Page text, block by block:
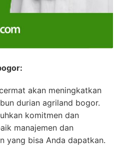
akan meningkatkan
durian agriland bogor.
komitmen dan
manajemen dan
yang bisa Anda dapatkan.